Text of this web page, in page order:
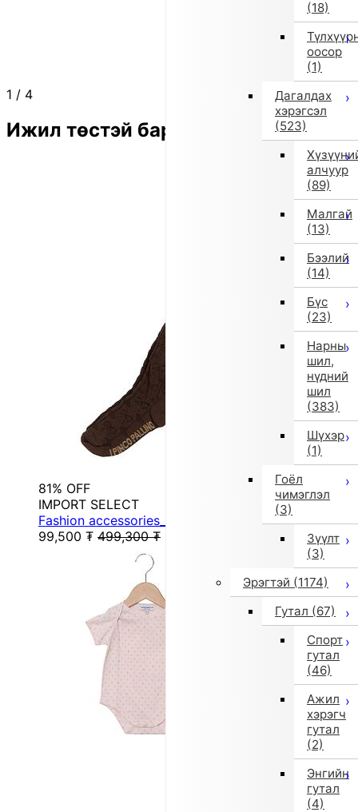
(18)
оосор
(1)
Дагалдах
хэрэгсэл
(523)
алчуур
(89)
Малгай
(13)
Бээлий
(14)
Бүс
(23)
Нарны
шил,
нүдний
шил
(383)
Шүхэр
(1)
Гоёл
чимэглэл
(3)
Зүүлт
(3)
Эрэгтэй (1174)
Гутал (67)
Спорт
гутал
(46)
Ажил
хэрэгч
гутал
(2)
Энгийн
гутал
(4)
1 / 4
Ижил төстэй бараа
81% OFF
IMPORT SELECT
Fashion accessories_tights (others)
99,500 ₮ 499,300 ₮